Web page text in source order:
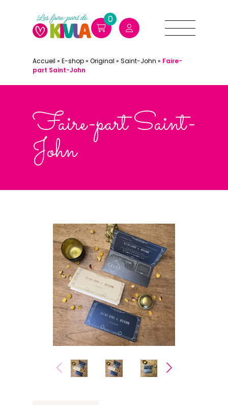
0
Accueil » E-shop» Original » Saint-John » Faire-
part Saint-John
Faire-part Saint-
John